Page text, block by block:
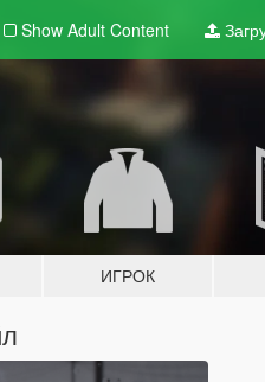
Show Adult Content
ИГРОК